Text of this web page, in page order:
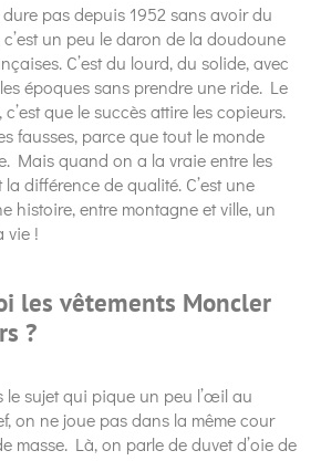
pas depuis 1952 sans avoir du
un peu le daron de la doudoune
C’est du lourd, du solide, avec
époques sans prendre une ride. Le
que le succès attire les copieurs.
fausses, parce que tout le monde
Mais quand on a la vraie entre les
différence de qualité. C’est une
histoire, entre montagne et ville, un
vie !
les vêtements Moncler
?
le sujet qui pique un peu l’œil au
on ne joue pas dans la même cour
masse. Là, on parle de duvet d’oie de